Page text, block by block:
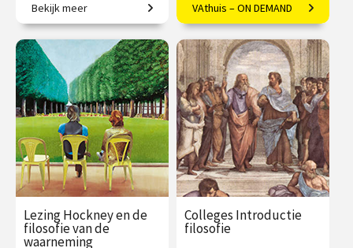
Van gedrag tot geheugen,
van stoornissen tot therapie.
€ 345.00
vanaf 22
sep.
/ Op locatie of online
Bekijk meer
Het goede leven volgens
Socrates, Plato en vele
andere denkers.
€ 169.00
46
afleveringen
Speeltijd 13 uur
VAthuis
VAthuis – ON DEMAND
Lezing Hockney en de
filosofie van de
waarneming
Colleges Introductie
filosofie